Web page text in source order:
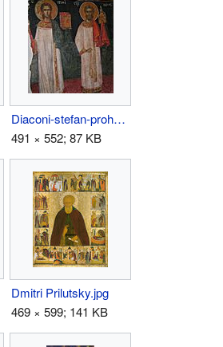
Diaconi-stefan-prohor-rasca.JPG
491 × 552; 87 KB
Dmitri Prilutsky.jpg
469 × 599; 141 KB